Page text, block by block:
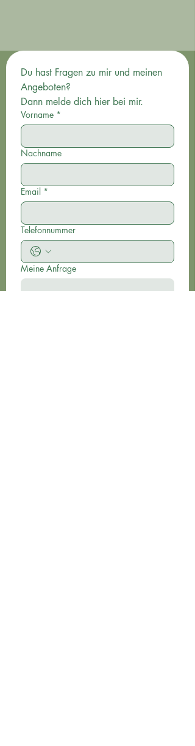
Du hast Fragen zu mir und meinen
Dann melde dich hier bei mir.
Vorname *
Nachname
Email *
Telefonnummer
Meine Anfrage